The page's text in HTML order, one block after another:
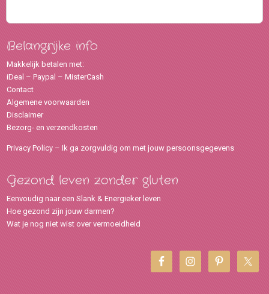
Belangrijke info
Makkelijk betalen met:
iDeal – Paypal – MisterCash
Contact
Algemene voorwaarden
Disclaimer
Bezorg- en verzendkosten
Privacy Policy – Ik ga zorgvuldig om met jouw persoonsgegevens
Gezond leven zonder gluten
Eenvoudig naar een Slank & Energieker leven
Hoe gezond zijn jouw darmen?
Wat je nog niet wist over vermoeidheid